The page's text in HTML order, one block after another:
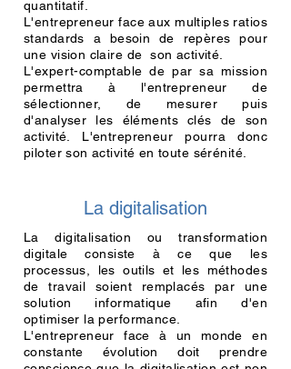
quantitatif.
L'entrepreneur face aux multiples ratios
standards a besoin de repères pour
une vision claire de son activité.
L'expert-comptable de par sa mission
permettra à l'entrepreneur de
sélectionner, de mesurer puis
d'analyser les éléments clés de son
activité. L'entrepreneur pourra donc
piloter son activité en toute sérénité.
La digitalisation
La digitalisation ou transformation
digitale consiste à ce que les
processus, les outils et les méthodes
de travail soient remplacés par une
solution informatique afin d'en
optimiser la performance.
L'entrepreneur face à un monde en
constante évolution doit prendre